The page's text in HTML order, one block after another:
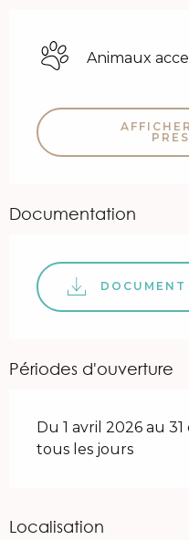
Animaux
Documentation
DOCUMENT
Périodes d'ouverture
Du 1 avril 2026 au
tous les jours
Localisation